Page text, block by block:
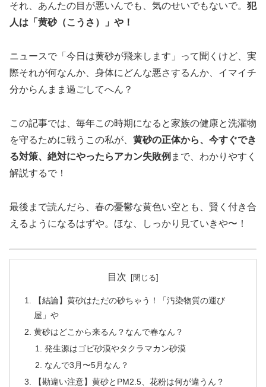
それ、あんたの目が悪いんでも、気のせいでもないで。 犯
人は「黄砂（こうさ）」や！
ニュースで「今日は黄砂が飛来します」って聞くけど、実
際それが何なんか、身体にどんな悪さするんか、イマイチ
分からんまま過ごしてへん？
この記事では、毎年この時期になると家族の健康と洗濯物
を守るために戦うこの私が、 黄砂の正体から、今すぐでき
る対策、絶対にやったらアカン失敗例 まで、わかりやすく
解説するで！
最後まで読んだら、春の憂鬱な黄色い空とも、賢く付き合
えるようになるはずや。ほな、しっかり見ていきや〜！
目次
【結論】黄砂はただの砂ちゃう！「汚染物質の運び
屋」や
黄砂はどこから来るん？なんで春なん？
発生源はゴビ砂漠やタクラマカン砂漠
なんで3月〜5月なん？
【勘違い注意】黄砂とPM2.5、花粉は何が違うん？